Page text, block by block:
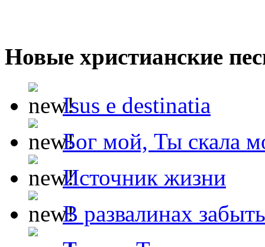
Новые христианские
Isus e destinatia
Бог мой, Ты скала
Источник жизни
В развалинах